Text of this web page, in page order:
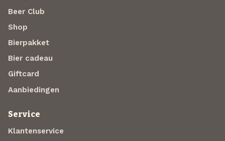
Beer Club
Shop
Bierpakket
Bier cadeau
Giftcard
Aanbiedingen
Service
Klantenservice